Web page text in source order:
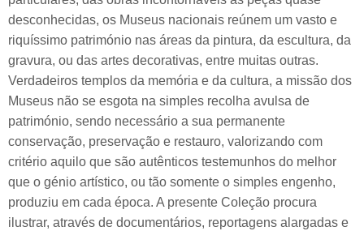
desconhecidas, os Museus nacionais reúnem um vasto e
riquíssimo património nas áreas da pintura, da escultura, da
gravura, ou das artes decorativas, entre muitas outras.
Verdadeiros templos da memória e da cultura, a missão dos
Museus não se esgota na simples recolha avulsa de
património, sendo necessário a sua permanente
conservação, preservação e restauro, valorizando com
critério aquilo que são autênticos testemunhos do melhor
que o génio artístico, ou tão somente o simples engenho,
produziu em cada época. A presente Coleção procura
ilustrar, através de documentários, reportagens alargadas e